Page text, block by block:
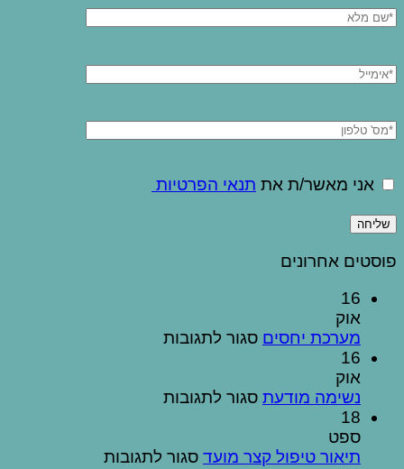
אני מאשר/ת את תנאי הפרטיות
פוסטים אחרונים
16
אוק
מערכת יחסים סגור לתגובותעל
16
אוק
נשימה מודעת סגור לתגובותעל
18
ספט
תיאור טיפול קצר מועד סגור לתגובותעל